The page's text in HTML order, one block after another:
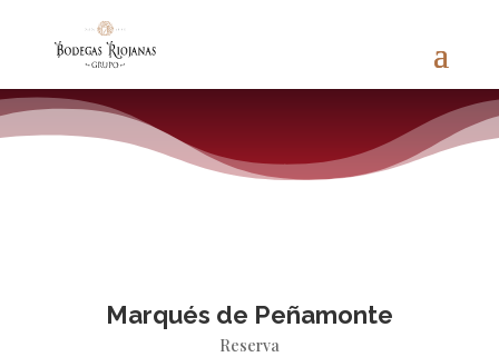
Marqués de Peñamonte
Reserva